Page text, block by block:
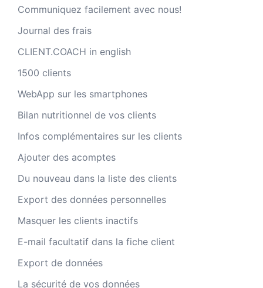
Communiquez facilement avec nous!
Journal des frais
CLIENT.COACH in english
1500 clients
WebApp sur les smartphones
Bilan nutritionnel de vos clients
Infos complémentaires sur les clients
Ajouter des acomptes
Du nouveau dans la liste des clients
Export des données personnelles
Masquer les clients inactifs
E-mail facultatif dans la fiche client
Export de données
La sécurité de vos données